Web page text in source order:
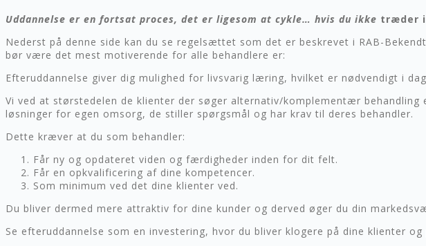
Uddannelse er en fortsat proces, det er ligesom at cykle… hvis du ikke træder i
Nederst på denne side kan du se regelsættet som det er beskrevet i RAB-
bør være det mest motiverende for alle behandlere er:
Efteruddannelse giver dig mulighed for livsvarig læring, hvilket er nødvendigt i
Vi ved at størstedelen de klienter der søger alternativ/komplementær
løsninger for egen omsorg, de stiller spørgsmål og har krav til deres behandler.
Dette kræver at du som behandler:
Får ny og opdateret viden og færdigheder inden for dit felt.
Får en opkvalificering af dine kompetencer.
Som minimum ved det dine klienter ved.
Du bliver dermed mere attraktiv for dine kunder og derved øger du din
Se efteruddannelse som en investering, hvor du bliver klogere på dine klienter og